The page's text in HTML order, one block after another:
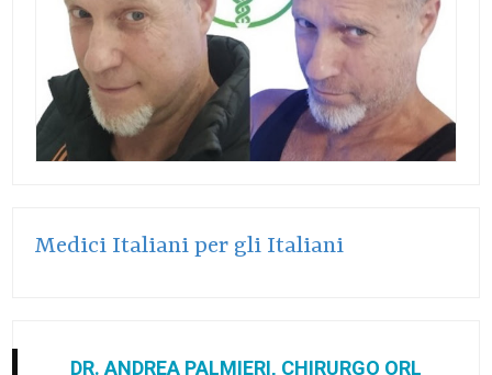
Medici Italiani per gli Italiani
DR. ANDREA PALMIERI, CHIRURGO ORL